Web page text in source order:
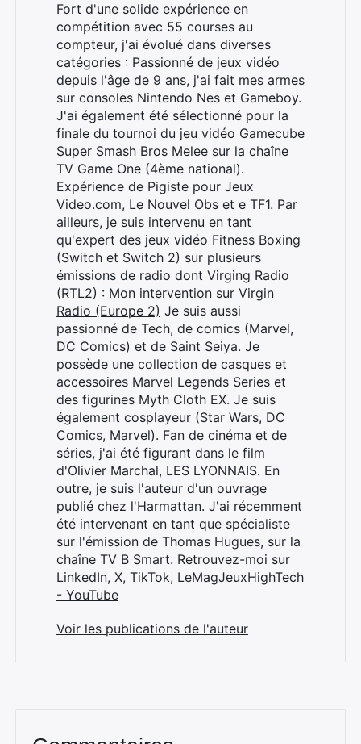
Fort d'une solide expérience en
compétition avec 55 courses au
compteur, j'ai évolué dans diverses
catégories : Passionné de jeux vidéo
depuis l'âge de 9 ans, j'ai fait mes armes
sur consoles Nintendo Nes et Gameboy.
J'ai également été sélectionné pour la
finale du tournoi du jeu vidéo Gamecube
Super Smash Bros Melee sur la chaîne
TV Game One (4ème national).
Expérience de Pigiste pour Jeux
Video.com, Le Nouvel Obs et e TF1. Par
ailleurs, je suis intervenu en tant
qu'expert des jeux vidéo Fitness Boxing
(Switch et Switch 2) sur plusieurs
émissions de radio dont Virging Radio
(RTL2) : Mon intervention sur Virgin
Radio (Europe 2) Je suis aussi
passionné de Tech, de comics (Marvel,
DC Comics) et de Saint Seiya. Je
possède une collection de casques et
accessoires Marvel Legends Series et
des figurines Myth Cloth EX. Je suis
également cosplayeur (Star Wars, DC
Comics, Marvel). Fan de cinéma et de
séries, j'ai été figurant dans le film
d'Olivier Marchal, LES LYONNAIS. En
outre, je suis l'auteur d'un ouvrage
publié chez l'Harmattan. J'ai récemment
été intervenant en tant que spécialiste
sur l'émission de Thomas Hugues, sur la
chaîne TV B Smart. Retrouvez-moi sur
LinkedIn, X, TikTok, LeMagJeuxHighTech
- YouTube
Voir les publications de l'auteur
Rechercher
: